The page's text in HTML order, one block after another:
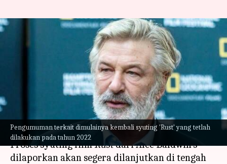
Pengumuman terkait dimulainya kembali syuting 'Rust' yang tetlah
dilakukan pada tahun 2022
Alec Baldwin akan melanjutkan
syuting 'Rust,' nama
sinematografer baru telah
diumumkan
Feb 16, 2023 12:46 pm
Apa ceritanya
Proses syuting filmRustdari Alec Baldwin's
dilaporkan akan segera dilanjutkan di tengah